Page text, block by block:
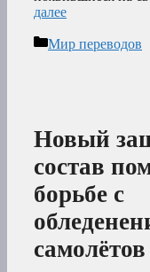
далее
Рубрики
Мир переводов
Новый
состав
борьбе с
самолётов